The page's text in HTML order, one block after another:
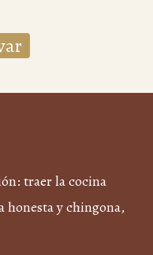
traer la cocina
honesta y chingona,